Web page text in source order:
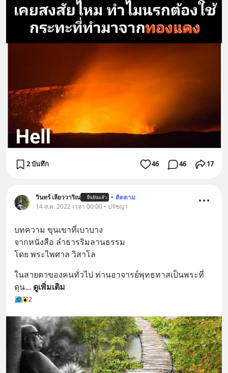
2 บันทึก 46 46 17
วินทร์ เลียววาริณ ยืนยันแล้ว • ติดตาม
14 ส.ค. 2022 เวลา 00:00 • ปรัชญา
บทความ ขุนเขาที่เบาบาง
จากหนังสือ ลำธารริมลานธรรม
โดย พระไพศาล วิสาโล
ในสายตาของคนทั่วไป ท่านอาจารย์พุทธทาสเป็นพระที่
ดุน... ดูเพิ่มเติม
2